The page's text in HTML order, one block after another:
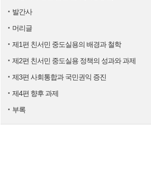
발간사
머리글
제1편 친서민 중도실용의 배경과 철학
제2편 친서민 중도실용 정책의 성과와 과제
제3편 사회통합과 국민권익 증진
제4편 향후 과제
부록